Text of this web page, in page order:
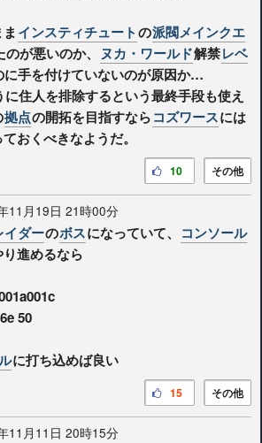
インスティチュートの派閥メインクエ
のが悪いのか、 ヌカ・ワールド解禁レベ
に手を付けていないのが原因か…
に住人を排除するという最終手段も使え
拠点の開拓を目指すならコズワースには
おくべきなようだ。
その他
10
11月19日 21時00分
イダーのボスになっていて、 コンソール
進めるなら
50
に打ち込めば良い
その他
15
11月11日 20時15分